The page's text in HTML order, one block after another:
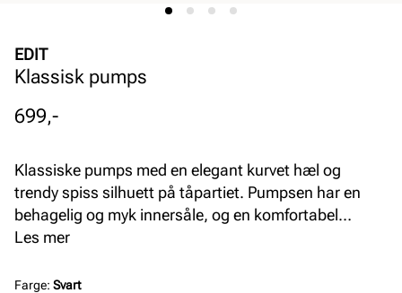
EDIT
Klassisk pumps
Pris
699,-
Klassiske pumps med en elegant kurvet hæl og
trendy spiss silhuett på tåpartiet. Pumpsen har en
behagelig og myk innersåle, og en komfortabel
hælhøyde.
Les mer
Farge: Svart